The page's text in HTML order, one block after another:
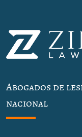
Abogados de
nacional